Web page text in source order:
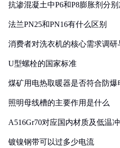
抗渗混凝土中P6和P8膨胀剂分
法兰PN25和PN16有什么区别
消费者对洗衣机的核心需求调研
U型螺栓的国家标准
煤矿用电热取暖器是否符合防爆
照明母线槽的主要作用是什么
A516Gr70对应国内材质及低温
镀镍钢带可以过多少电流